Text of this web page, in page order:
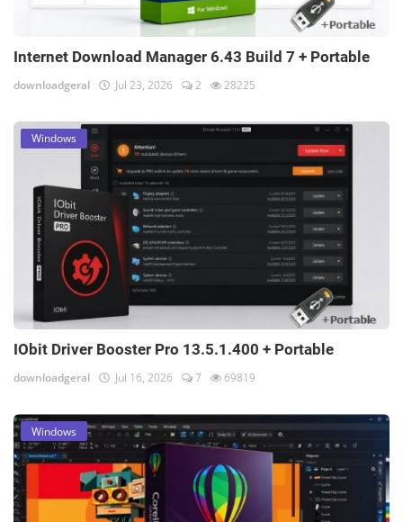
Internet Download Manager 6.43 Build 7 + Portable
downloadgeral Jul 23, 2026 2 28225
Windows
IObit Driver Booster Pro 13.5.1.400 + Portable
downloadgeral Jul 16, 2026 7 69819
Windows